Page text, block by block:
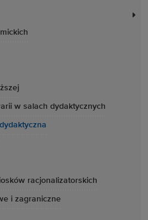
w salach dydaktycznych
racjonalizatorskich
i zagraniczne